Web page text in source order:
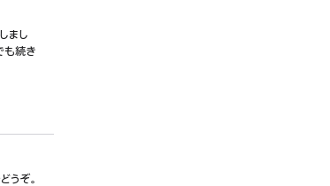
まし
も続き
ぞ。